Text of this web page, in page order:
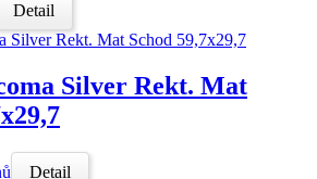
Detail
Silver Rekt. Mat
Detail